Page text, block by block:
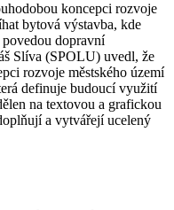
koncepci rozvoje
bytová výstavba, kde
dopravní
Slíva (SPOLU) uvedl, že
rozvoje městského území
definuje budoucí využití
na textovou a grafickou
a vytvářejí ucelený